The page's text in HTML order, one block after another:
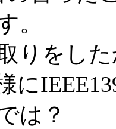
。
りをし
に
は？